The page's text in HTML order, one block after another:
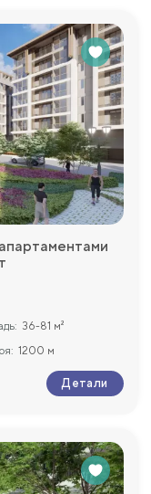
36-81 м²
1200 м
Детали